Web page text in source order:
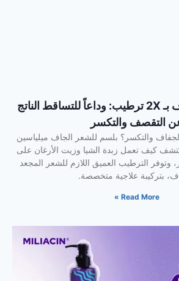
بلسم للشعر الجاف بـ 2X ترطيب: وداعاً للتساقط الناتج
التقصف والتكسر
والتكسر؟ بلسم للشعر الجاف ميلياسين
كيف تعمل زبدة الشيا وزيت الأرغان على
وتوفر الترطيب العميق اللازم للشعر المجعد
بتركيبة علاجية متخصصة.
Read More »